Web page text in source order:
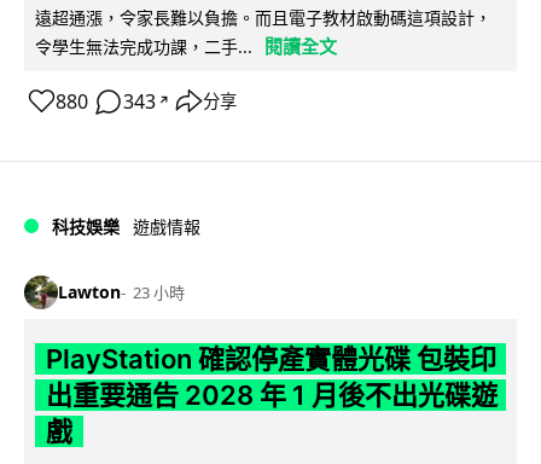
遠超通漲，令家長難以負擔。而且電子教材啟動碼這項設計，
令學生無法完成功課，二手...
閱讀全文
880 343 ↗ 分享
科技娛樂 遊戲情報
Lawton 23 小時
PlayStation 確認停產實體光碟 包裝印
出重要通告 2028 年 1 月後不出光碟遊
戲